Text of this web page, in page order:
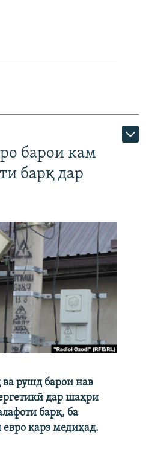
барои кам
барқ дар
рушд барои нав
дар шаҳри
барқ, ба
қарз медиҳад.